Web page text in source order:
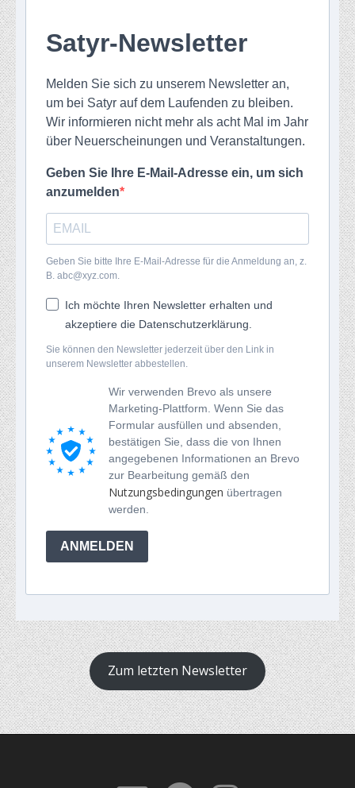
Satyr-Newsletter
Melden Sie sich zu unserem Newsletter an,
um bei Satyr auf dem Laufenden zu bleiben.
Wir informieren nicht mehr als acht Mal im Jahr
über Neuerscheinungen und Veranstaltungen.
Geben Sie Ihre E-Mail-Adresse ein, um sich
anzumelden
Geben Sie bitte Ihre E-Mail-Adresse für die Anmeldung an, z.
B. abc@xyz.com.
Ich möchte Ihren Newsletter erhalten und
akzeptiere die Datenschutzerklärung.
Sie können den Newsletter jederzeit über den Link in
unserem Newsletter abbestellen.
Wir verwenden Brevo als unsere
Marketing-Plattform. Wenn Sie das
Formular ausfüllen und absenden,
bestätigen Sie, dass die von Ihnen
angegebenen Informationen an Brevo
zur Bearbeitung gemäß den
Nutzungsbedingungen übertragen
werden.
ANMELDEN
Zum letzten Newsletter